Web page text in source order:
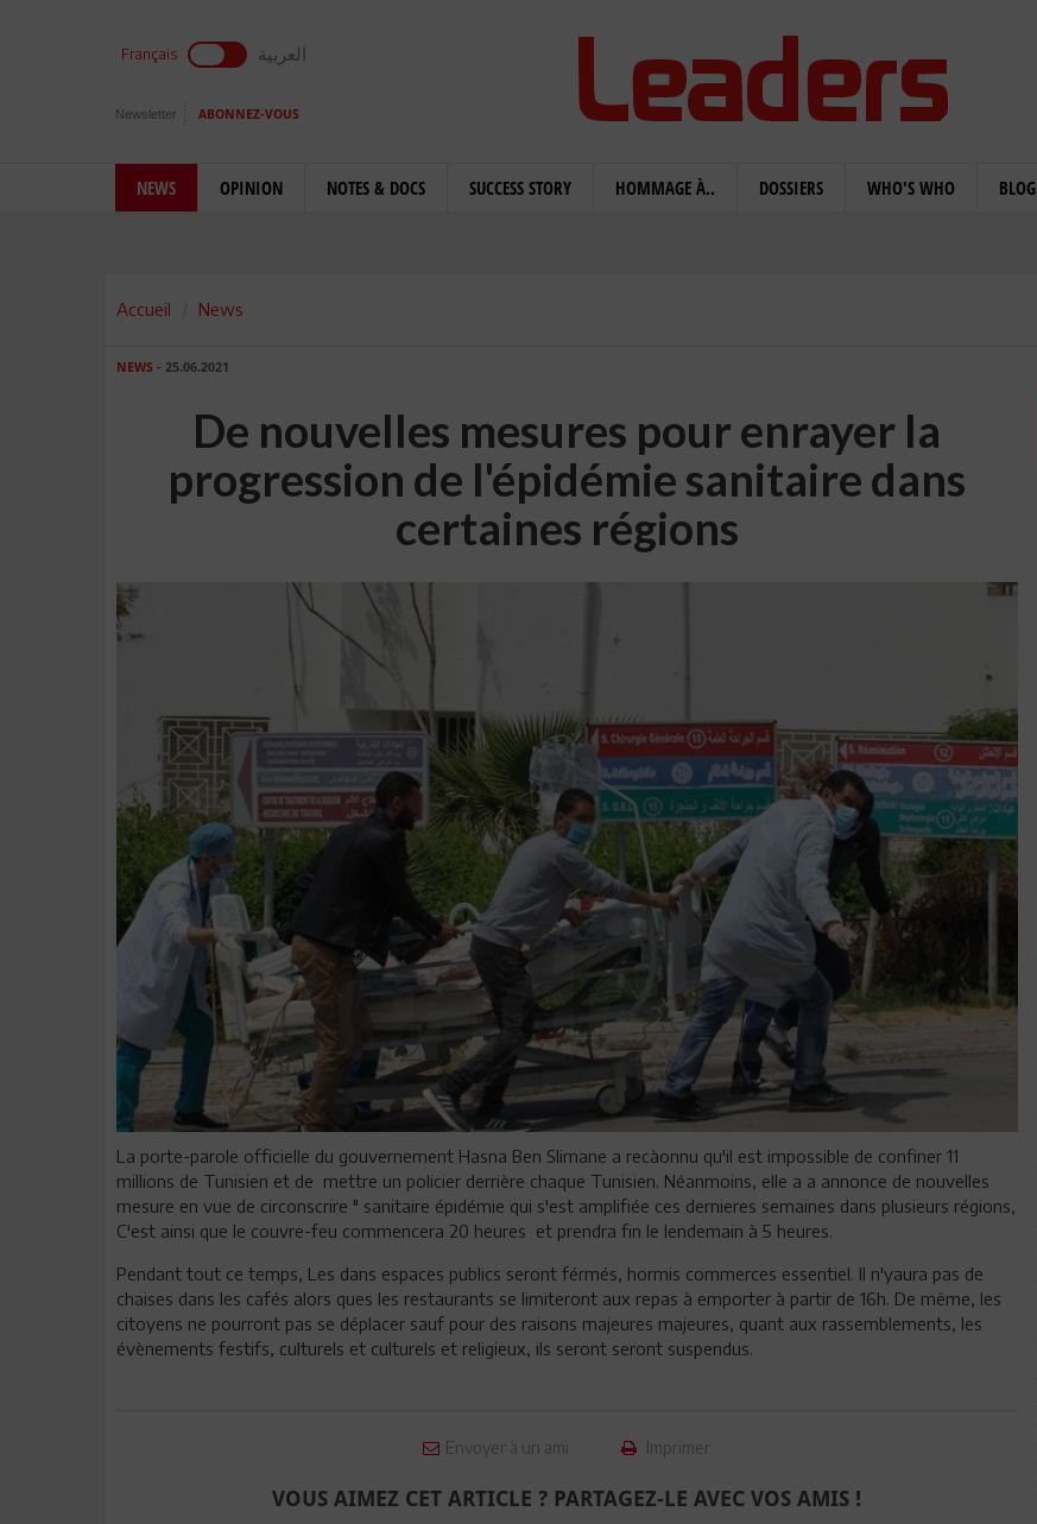
Français العربية
Newsletter ABONNEZ-VOUS
NEWS OPINION NOTES & DOCS SUCCESS STORY HOMMAGE À.. DOSSIERS WHO'S WHO BLOG
Accueil News
NEWS - 25.06.2021
De nouvelles mesures pour enrayer la
progression de l'épidémie sanitaire dans
certaines régions
La porte-parole officielle du gouvernement Hasna Ben Slimane a recàonnu qu'il est impossible de confiner 11
millions de Tunisien et de mettre un policier derrière chaque Tunisien. Néanmoins, elle a a annonce de nouvelles
mesure en vue de circonscrire " sanitaire épidémie qui s'est amplifiée ces dernieres semaines dans plusieurs régions,
C'est ainsi que le couvre-feu commencera 20 heures et prendra fin le lendemain à 5 heures.
Pendant tout ce temps, Les dans espaces publics seront férmés, hormis commerces essentiel. Il n'yaura pas de
chaises dans les cafés alors ques les restaurants se limiteront aux repas à emporter à partir de 16h. De même, les
citoyens ne pourront pas se déplacer sauf pour des raisons majeures majeures, quant aux rassemblements, les
évènements festifs, culturels et culturels et religieux, ils seront seront suspendus.
Envoyer à un ami Imprimer
VOUS AIMEZ CET ARTICLE ? PARTAGEZ-LE AVEC VOS AMIS !